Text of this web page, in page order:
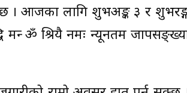
छ । आजका लागि शुभअङ्क ३ र
मन्त्र ॐ श्रियै नमः न्यूनतम